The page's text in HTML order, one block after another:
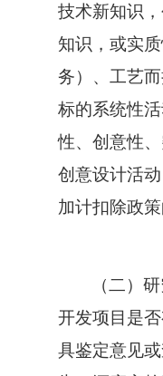
技术新知识
知识，或实
务）、工艺
标的系统性
性、创意性
创意设计活
加计扣除政策
（二）
开发项目是
具鉴定意见